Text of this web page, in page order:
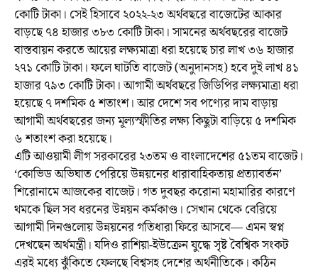
কোটি টাকা। সেই হিসাবে ২০২২-২৩ অর্থবছরে বাজেটের আকার
বাড়ছে ৭৪ হাজার ৩৮৩ কোটি টাকা। সামনের অর্থবছরের বাজেট
বাস্তবায়ন করতে আয়ের লক্ষ্যমাত্রা ধরা হয়েছে চার লাখ ৩৬ হাজার
২৭১ কোটি টাকা। ফলে ঘাটতি বাজেট (অনুদানসহ) হবে দুই লাখ ৪১
হাজার ৭৯৩ কোটি টাকা। আগামী অর্থবছরে জিডিপির লক্ষ্যমাত্রা ধরা
হয়েছে ৭ দশমিক ৫ শতাংশ। আর দেশে সব পণ্যের দাম বাড়ায়
আগামী অর্থবছরের জন্য মূল্যস্ফীতির লক্ষ্য কিছুটা বাড়িয়ে ৫ দশমিক
৬ শতাংশ করা হয়েছে।
এটি আওয়ামী লীগ সরকারের ২৩তম ও বাংলাদেশের ৫১তম বাজেট।
‘কোভিড অভিঘাত পেরিয়ে উন্নয়নের ধারাবাহিকতায় প্রত্যাবর্তন’
শিরোনামে আজকের বাজেট। গত দুবছর করোনা মহামারির কারণে
থমকে ছিল সব ধরনের উন্নয়ন কর্মকাণ্ড। সেখান থেকে বেরিয়ে
আগামী দিনগুলোয় উন্নয়নের গতিধারা ফিরে আসবে— এমন স্বপ্ন
দেখছেন অর্থমন্ত্রী। যদিও রাশিয়া-ইউক্রেন যুদ্ধে সৃষ্ট বৈশ্বিক সংকট
এরই মধ্যে ঝুঁকিতে ফেলছে বিশ্বসহ দেশের অর্থনীতিকে। কঠিন